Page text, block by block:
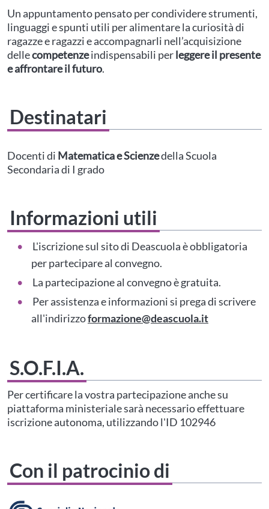
Un appuntamento pensato per condividere strumenti,
linguaggi e spunti utili per alimentare la curiosità di
ragazze e ragazzi e accompagnarli nell’acquisizione
dellecompetenzeindispensabili perleggere il presente
e affrontare il futuro.
Destinatari
tuo profilo personalePrima di procedere all'iscrizione aggiorna le tue scuole in
Area Personale
Docenti di Matematica e Scienzedella Scuola
Secondaria di I grado
Informazioni utili
L'iscrizione sul sito di Deascuola è obbligatoria
per partecipare al convegno.
La partecipazione al convegno è gratuita.
Per assistenza e informazioni si prega di scrivere
all'indirizzoformazione@deascuola.it
S.O.F.I.A.
Per certificare la vostra partecipazione anche su
piattaforma ministeriale sarà necessario effettuare
iscrizione autonoma, utilizzando l'ID 102946
Con il patrocinio di